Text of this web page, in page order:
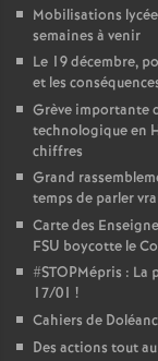
Mobilisations
semaines à venir
Le 19 décembre,
et les
Grève importante
technologique en
chiffres
Grand
temps de parler
Carte des
FSU boycotte le
#STOPMépris :
17/01 !
Cahiers de
Des actions tout